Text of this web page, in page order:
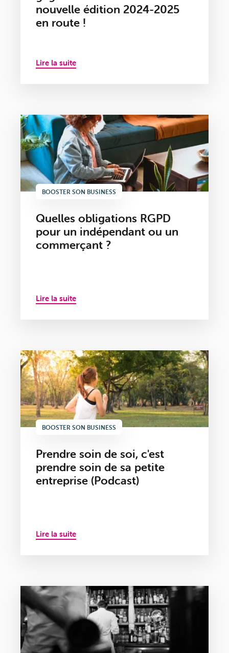
nouvelle édition 2024-2025
en route !
Lire la suite
BOOSTER SON BUSINESS
Quelles obligations RGPD
pour un indépendant ou un
commerçant ?
Lire la suite
BOOSTER SON BUSINESS
Prendre soin de soi, c'est
prendre soin de sa petite
entreprise (Podcast)
Lire la suite